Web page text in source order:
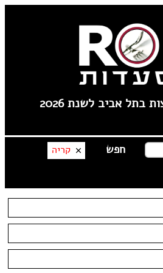
בתל אביב לשנת 2026
קריה
ביסטרו